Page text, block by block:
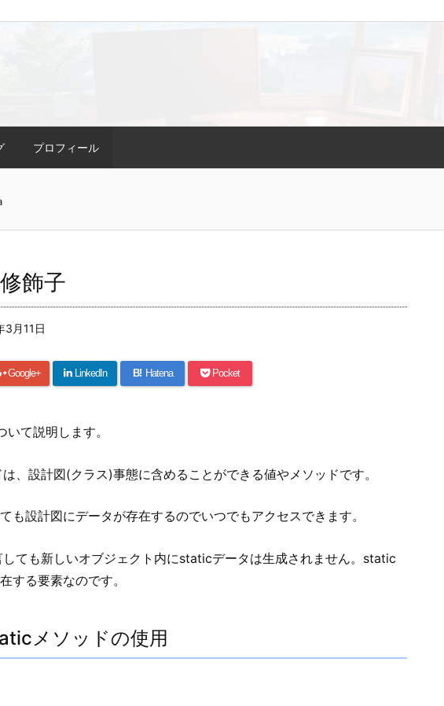
プロフィール
飾子
3月11日
Google+ LinkedIn B! Hatena Pocket
て説明します。
、設計図(クラス)事態に含めることができる値やメソッドです。
も設計図にデータが存在するのでいつでもアクセスできます。
ても新しいオブジェクト内にstaticデータは生成されません。static
する要素なのです。
メソッドの使用